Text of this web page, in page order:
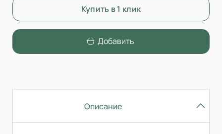
Купить в 1 клик
Добавить
Описание